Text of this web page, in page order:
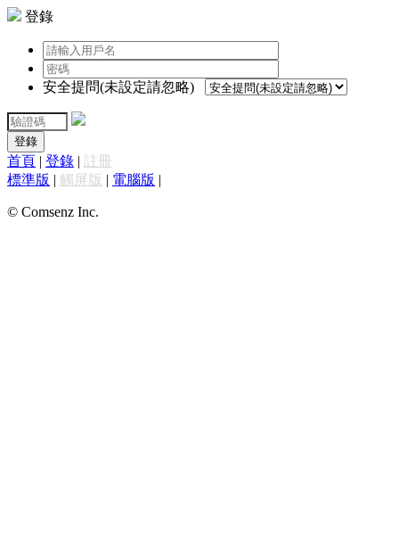
登錄
安全提問(未設定請忽略)
登錄
首頁 | 登錄 | 註冊
標準版 | 觸屏版 | 電腦版 |
© Comsenz Inc.